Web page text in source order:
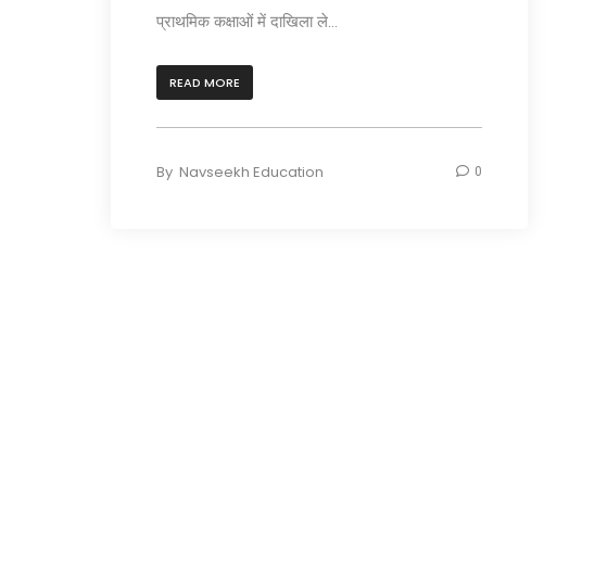
प्राथमिक कक्षाओं में दाखिला ले...
READ MORE
By Navseekh Education 0